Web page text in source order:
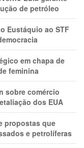
de petróleo
Eustáquio ao STF
em chapa de
feminina
sobre comércio
dos EUA
propostas que
e petrolíferas